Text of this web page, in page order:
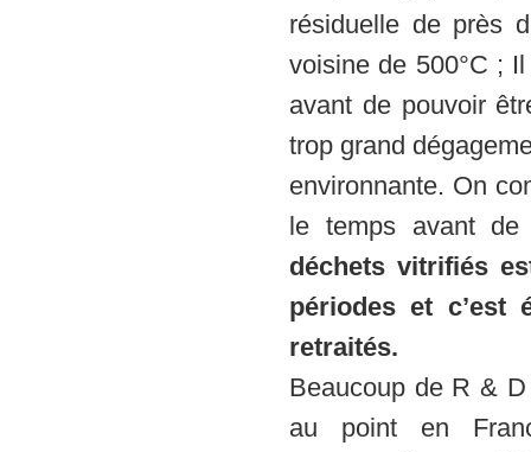
résiduelle de près
voisine de 500°C ;
avant de pouvoir
trop grand
environnante. On
le temps avant
déchets vitrifiés
périodes et c’est
retraités.
Beaucoup de R &
au point en